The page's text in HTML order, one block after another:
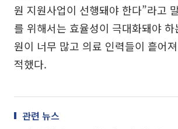
원 지원사업이 선행돼야 한다”라고
를 위해서는 효율성이 극대화돼야 하
원이 너무 많고 의료 인력들이 흩어
적했다.
관련 뉴스